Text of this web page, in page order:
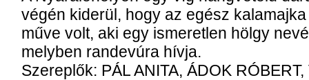
végén kiderül, hogy az egész
műve volt, aki egy ismeretlen hölgy
melyben randevúra hívja.
Szereplők: PÁL ANITA, ÁDOK